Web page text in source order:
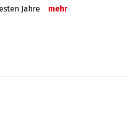
Jahre mehr